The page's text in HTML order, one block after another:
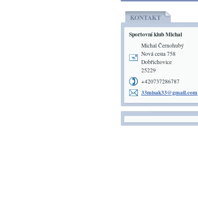
KONTAKT
Sportovní klub Michal
Michal Černohubý
Nová cesta 758
Dobřichovice
25229
+420737286787
33misak33@gmail.com